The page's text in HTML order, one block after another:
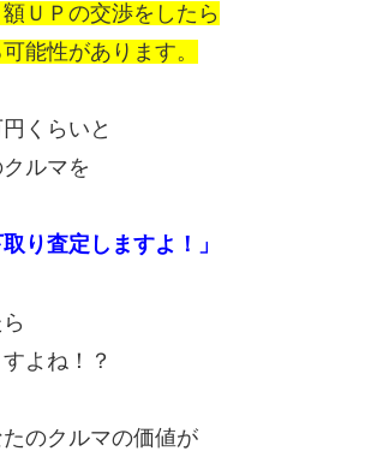
ＵＰの交渉をしたら
能性があります。
くらいと
ルマを
り査定しますよ！」
よね！？
のクルマの価値が